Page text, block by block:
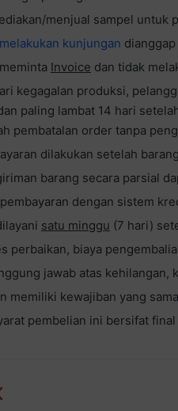
menjual sampel untuk
melakukan kunjungan
Invoice dan tidak
kegagalan produksi,
paling lambat 14 hari
pembatalan order tanpa
dilakukan setelah
barang secara parsial
dengan sistem
satu minggu (7 hari)
perbaikan, biaya
jawab atas
memiliki kewajiban yang
pembelian ini bersifat